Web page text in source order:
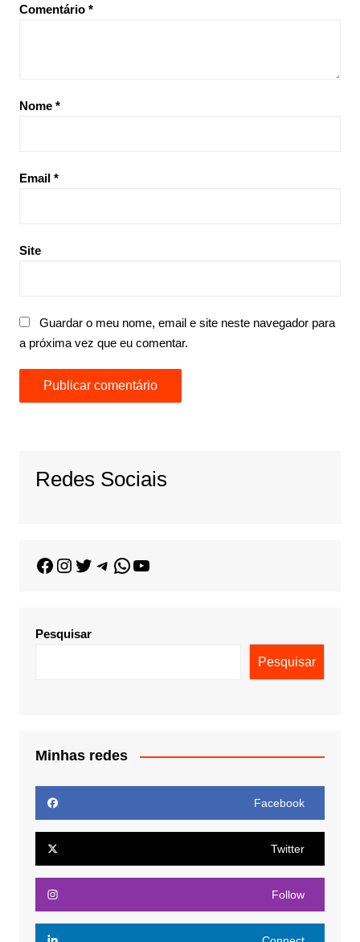
Comentário *
Nome *
Email *
Site
Guardar o meu nome, email e site neste navegador para
a próxima vez que eu comentar.
Redes Sociais
Pesquisar
Pesquisar
Minhas redes
Facebook
Twitter
Follow